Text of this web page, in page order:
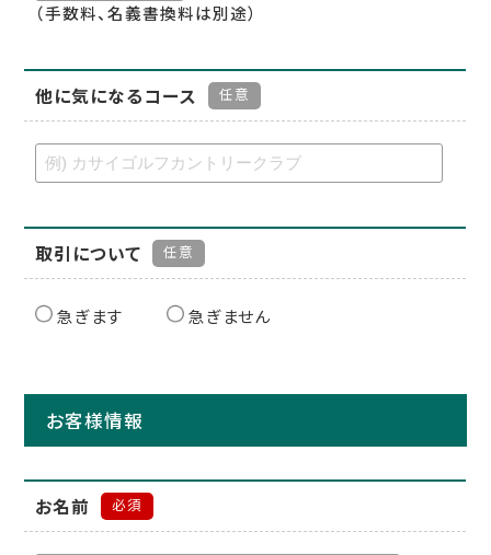
（手数料、名義書換料は別途）
他に気になるコース 任意
取引について 任意
急ぎます 急ぎません
お客様情報
お名前 必須